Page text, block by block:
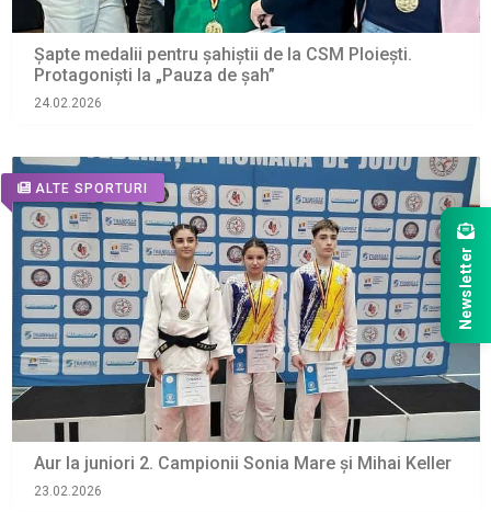
Șapte medalii pentru șahiștii de la CSM Ploiești.
Protagoniști la „Pauza de şah”
24.02.2026
ALTE SPORTURI
Aur la juniori 2. Campionii Sonia Mare şi Mihai Keller
23.02.2026
Newsletter